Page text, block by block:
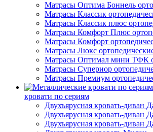
Матрасы Оптима Боннель
Матрасы Классик
Матрасы Классик плюс
Матрасы Комфорт Плюс
Матрасы Комфорт
Матрасы Люкс
Матрасы Оптимал мини ТФК
Матрасы Супериор
Матрасы Премиум
кровати по сериям
Двухъярусная кровать-диван
Двухъярусная кровать-диван
Двухъярусная кровать-диван